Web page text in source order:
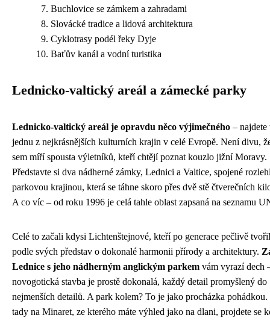
Buchlovice se zámkem a zahradami
Slovácké tradice a lidová architektura
Cyklotrasy podél řeky Dyje
Baťův kanál a vodní turistika
Lednicko-valtický areál a zámecké parky
Lednicko-valtický areál je opravdu něco výjimečného – najdete
jednu z nejkrásnějších kulturních krajin v celé Evropě. Není divu,
sem míří spousta výletníků, kteří chtějí poznat kouzlo jižní Moravy.
Představte si dva nádherné zámky, Lednici a Valtice, spojené
parkovou krajinou, která se táhne skoro přes dvě stě čtverečních
A co víc – od roku 1996 je celá tahle oblast zapsaná na seznamu
Celé to začali kdysi Lichtenštejnové, kteří po generace pečlivě
podle svých představ o dokonalé harmonii přírody a architektury.
Lednice s jeho nádherným anglickým parkem vám vyrazí dech
novogotická stavba je prostě dokonalá, každý detail promyšlený do
nejmenších detailů. A park kolem? To je jako procházka pohádkou.
tady na Minaret, ze kterého máte výhled jako na dlani, projdete se